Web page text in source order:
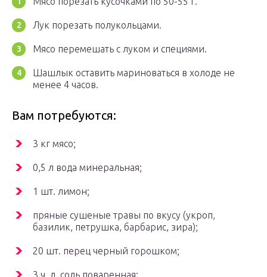
Лук порезать полукольцами.
Мясо перемешать с луком и специями.
Шашлык оставить мариноваться в холоде не
менее 4 часов.
Вам потребуются:
3 кг мясо;
0,5 л вода минеральная;
1 шт. лимон;
пряные сушеные травы по вкусу (укроп,
базилик, петрушка, барбарис, зира);
20 шт. перец черный горошком;
3 ч. л. соль поваренная;